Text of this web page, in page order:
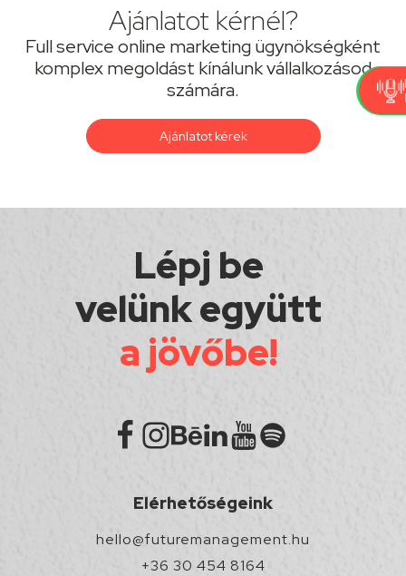
Ajánlatot kérnél?
Full service online marketing ügynökségként
komplex megoldást kínálunk vállalkozásod
számára.
Ajánlatot kérek
Lépj be
velünk együtt
a jövőbe!
Elérhetőségeink
hello@futuremanagement.hu
+36 30 454 8164